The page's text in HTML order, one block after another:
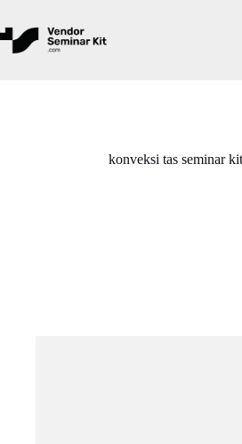
content
konveksi tas seminar kit